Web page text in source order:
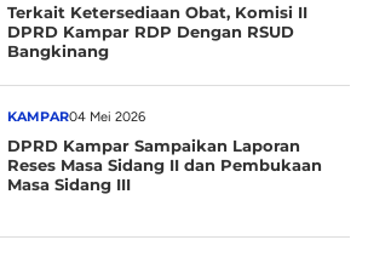
Terkait Ketersediaan Obat, Komisi II
DPRD Kampar RDP Dengan RSUD
Bangkinang
KAMPAR04 Mei 2026
DPRD Kampar Sampaikan Laporan
Reses Masa Sidang II dan Pembukaan
Masa Sidang III